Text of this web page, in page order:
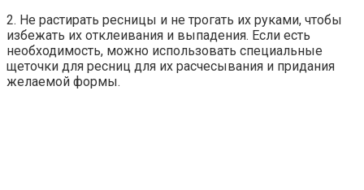
2. Не растирать ресницы и не трогать их руками, чтобы
избежать их отклеивания и выпадения. Если есть
необходимость, можно использовать специальные
щеточки для ресниц для их расчесывания и придания
желаемой формы.